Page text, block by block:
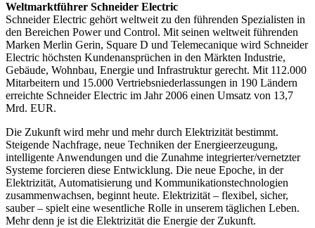
Weltmarktführer Schneider Electric
Schneider Electric gehört weltweit zu den führenden Spezialisten in
den Bereichen Power und Control. Mit seinen weltweit führenden
Marken Merlin Gerin, Square D und Telemecanique wird Schneider
Electric höchsten Kundenansprüchen in den Märkten Industrie,
Gebäude, Wohnbau, Energie und Infrastruktur gerecht. Mit 112.000
Mitarbeitern und 15.000 Vertriebsniederlassungen in 190 Ländern
erreichte Schneider Electric im Jahr 2006 einen Umsatz von 13,7
Mrd. EUR.
Die Zukunft wird mehr und mehr durch Elektrizität bestimmt.
Steigende Nachfrage, neue Techniken der Energieerzeugung,
intelligente Anwendungen und die Zunahme integrierter/vernetzter
Systeme forcieren diese Entwicklung. Die neue Epoche, in der
Elektrizität, Automatisierung und Kommunikationstechnologien
zusammenwachsen, beginnt heute. Elektrizität – flexibel, sicher,
sauber – spielt eine wesentliche Rolle in unserem täglichen Leben.
Mehr denn je ist die Elektrizität die Energie der Zukunft.